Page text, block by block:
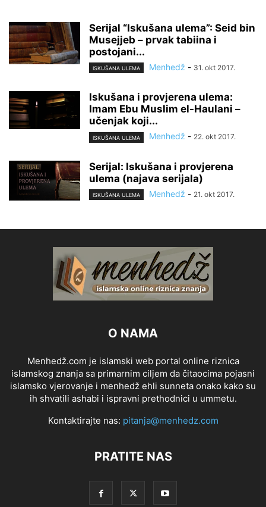
Serijal “Iskušana ulema”: Seid bin
Musejjeb – prvak tabiina i
postojani...
ISKUŠANA ULEMA Menhedž - 31. okt 2017.
Iskušana i provjerena ulema:
Imam Ebu Muslim el-Haulani –
učenjak koji...
ISKUŠANA ULEMA Menhedž - 22. okt 2017.
Serijal: Iskušana i provjerena
ulema (najava serijala)
ISKUŠANA ULEMA Menhedž - 21. okt 2017.
O NAMA
Menhedž.com je islamski web portal online riznica
islamskog znanja sa primarnim ciljem da čitaocima pojasni
islamsko vjerovanje i menhedž ehli sunneta onako kako su
ih shvatili ashabi i ispravni prethodnici u ummetu.
Kontaktirajte nas: pitanja@menhedz.com
PRATITE NAS